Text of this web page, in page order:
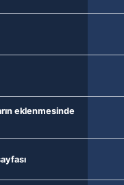
eklenmesinde